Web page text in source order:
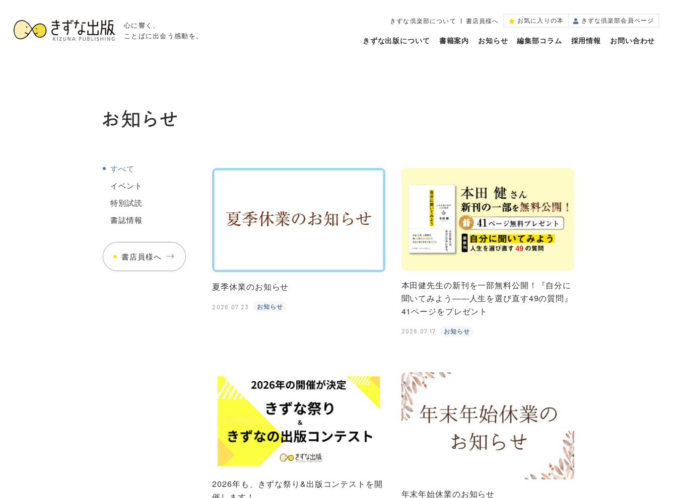
心に響く、
ことばに出会う感動を。
きずな倶楽部について 書店員様へ お気に入りの本 きずな倶楽部会員ページ
きずな出版について 書籍案内 お知らせ 編集部コラム 採用情報 お問い合わせ
すべて
イベント
特別試読
書誌情報
書店員様へ
夏季休業のお知らせ
2026.07.23 お知らせ
本田健先生の新刊を一部無料公開！『自分に
聞いてみよう――人生を選び直す49の質問』
41ページをプレゼント
2026.07.17 お知らせ
2026年も、きずな祭り&出版コンテストを開
年末年始休業のお知らせ